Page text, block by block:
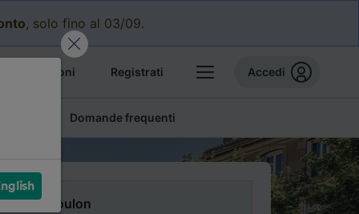
, solo fino al 03/09.
prenotazioni Registrati Accedi
Domande frequenti